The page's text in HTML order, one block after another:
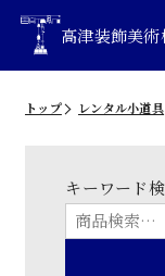
高津装飾美
トップ レンタル小道具
キーワード